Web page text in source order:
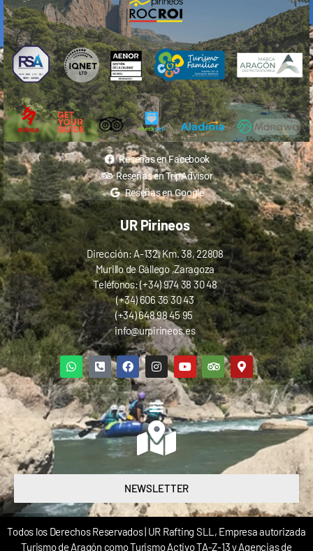
Reseñas en Facebook
Reseñas en TripAdvisor
Reseñas en Google
UR Pirineos
Dirección: A-132, Km. 38, 22808
Murillo de Gállego ,Zaragoza
Teléfonos: (+34) 974 38 30 48
(+34) 606 36 30 43
(+34) 648 98 45 95
info@urpirineos.es
NEWSLETTER
Todos los Derechos Reservados | UR Rafting SLL, Empresa autorizada
Turismo de Aragón como Turismo Activo TA-Z-13 y Agencias de